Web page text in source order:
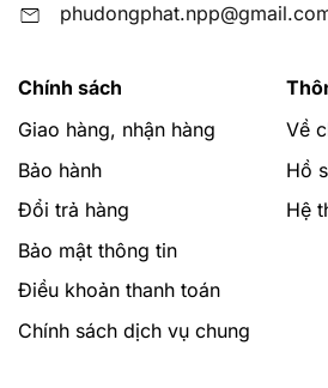
Chính sách
Giao hàng, nhận hàng
Bảo hành
Đổi trả hàng
Bảo mật thông tin
Điều khoản thanh toán
Chính sách dịch vụ chung
Về
Hồ
Hệ